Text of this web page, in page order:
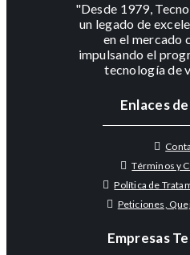
"Desde 1979,
un legado de
en el mercado
impulsando el
tecnología de
Enlaces
Términos y
Política de
Peticiones,
Empresas